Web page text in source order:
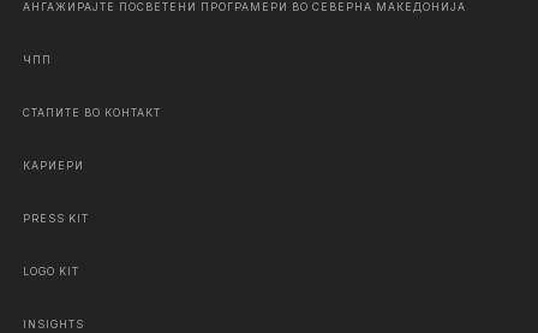
АНГАЖИРАЈТЕ ПОСВЕТЕНИ ПРОГРАМЕРИ ВО СЕВЕРНА МАКЕДОНИЈА
ЧПП
СТАПИТЕ ВО КОНТАКТ
КАРИЕРИ
PRESS KIT
LOGO KIT
INSIGHTS